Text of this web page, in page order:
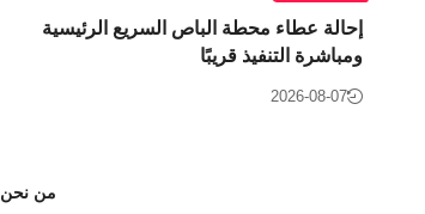
إحالة عطاء محطة الباص السريع الرئيسية
ومباشرة التنفيذ قريبًا
2026-08-07
من نحن